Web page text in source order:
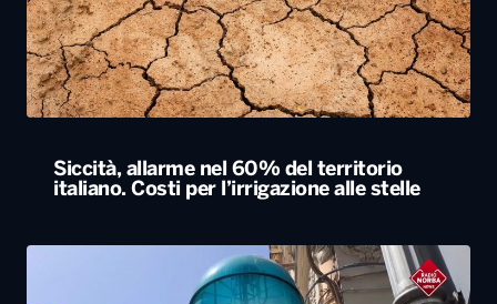
Siccità, allarme nel 60% del territorio
italiano. Costi per l’irrigazione alle stelle